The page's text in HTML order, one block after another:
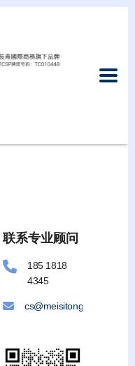
联系专业顾问
185 1818
4345
cs@meisitongllc.com